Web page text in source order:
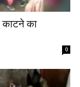
काटने का
0